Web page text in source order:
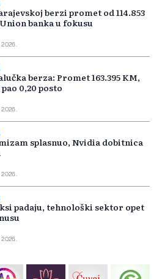
berzi promet od 114.853
banka u fokusu
2026.
berza: Promet 163.395 KM,
pao 0,20 posto
2026.
splasnuo, Nvidia dobitnica
2026.
padaju, tehnološki sektor opet
2026.